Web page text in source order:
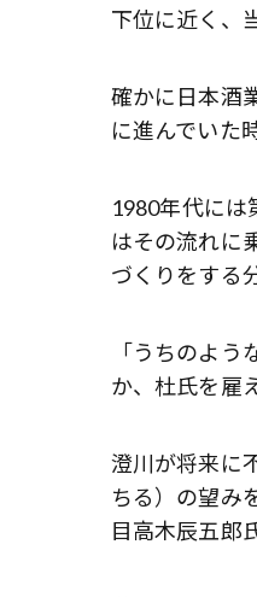
下位に近く、
確かに日本酒
に進んでいた
1980年代には
はその流れに
づくりをする
「うちのよ
か、杜氏を雇
澄川が将来に
ちる）の望み
目高木辰五郎